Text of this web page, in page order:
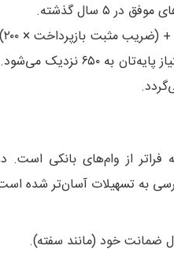
اقساط‌تان به‌موقع پرداخت
به تسهیلات آسان‌تر شده